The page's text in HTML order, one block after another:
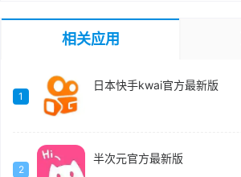
相关应用
1
日本快手kwai官方最新版
2
半次元官方最新版